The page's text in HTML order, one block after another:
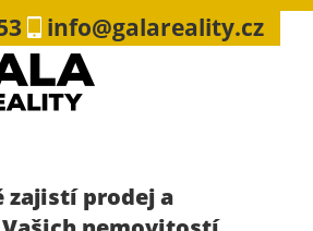
info@galareality.cz
zajistí prodej a